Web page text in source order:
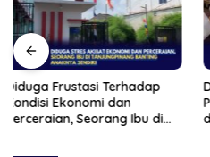
Detik-Detik Polisi Bekuk
Pasutri Lansia Edarkan Sabu
di Bintan